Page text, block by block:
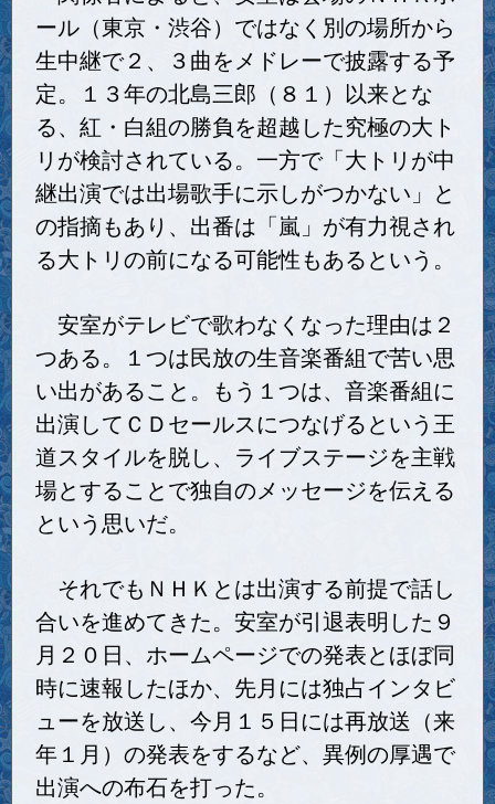
ール（東京・渋谷）ではなく別の場所から
生中継で２、３曲をメドレーで披露する予
定。１３年の北島三郎（８１）以来とな
る、紅・白組の勝負を超越した究極の大ト
リが検討されている。一方で「大トリが中
継出演では出場歌手に示しがつかない」と
の指摘もあり、出番は「嵐」が有力視され
る大トリの前になる可能性もあるという。
安室がテレビで歌わなくなった理由は２
つある。１つは民放の生音楽番組で苦い思
い出があること。もう１つは、音楽番組に
出演してＣＤセールスにつなげるという王
道スタイルを脱し、ライブステージを主戦
場とすることで独自のメッセージを伝える
という思いだ。
それでもＮＨＫとは出演する前提で話し
合いを進めてきた。安室が引退表明した９
月２０日、ホームページでの発表とほぼ同
時に速報したほか、先月には独占インタビ
ューを放送し、今月１５日には再放送（来
年１月）の発表をするなど、異例の厚遇で
出演への布石を打った。